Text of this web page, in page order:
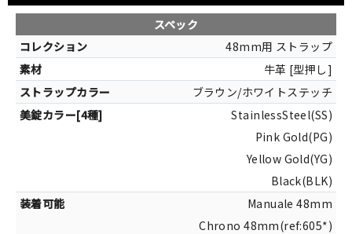
スペック
48mm用 ストラップ
牛革 [型押し]
ブラウン/ホワイトステッチ
StainlessSteel(SS)
Pink Gold(PG)
Yellow Gold(YG)
Black(BLK)
Manuale 48mm
Chrono 48mm(ref:605*)